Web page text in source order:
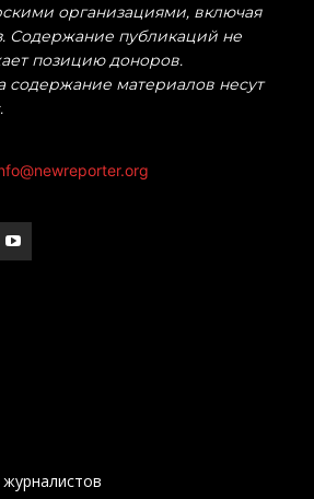
организациями, включая
Содержание публикаций не
позицию доноров.
содержание материалов несут